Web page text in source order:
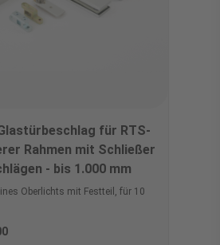
für RTS-
Rahmen mit Schließer
- bis 1.000 mm
Oberlichts mit Festteil, für 10